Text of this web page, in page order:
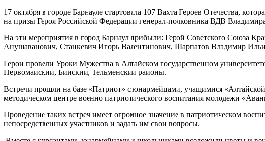
17 октября в городе Барнауле стартовала 107 Вахта Героев Отечества,
на призы Героя Российской Федерации генерал-полковника ВДВ
На эти мероприятия в город Барнаул прибыли: Герой Советского Союза
Анушаванович, Станкевич Игорь Валентинович, Шарпатов Владимир
Герои провели Уроки Мужества в Алтайском государственном
Первомайский, Бийский, Тельменский районы.
Встречи прошли на базе «Патриот» с юнармейцами, учащимися
методическом центре военно патриотического воспитания молодежи
Проведение таких встреч имеет огромное значение в патриотическом
непосредственных участников и задать им свои вопросы.